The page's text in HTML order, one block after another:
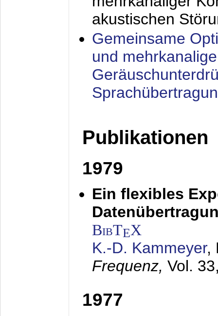
akustischen
Gemeinsame
und
Publikationen
1979
Ein flexibles
BibTEX
K.-D. Kammeyer,
Frequenz, Vol.
1977